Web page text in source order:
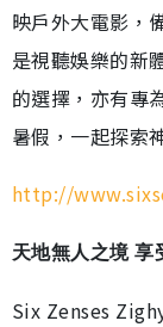
映戶外大電影，
是視聽娛樂的新
的選擇，亦有專
暑假，一起探索
http://
天地無人之境 享
Six Zenses